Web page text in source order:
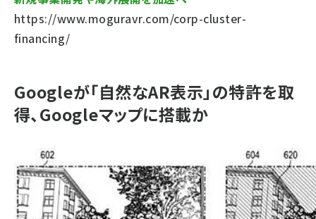
https://www.moguravr.com/corp-cluster-
financing/
Googleが「自然なAR表示」の特許を取
得、Googleマップに搭載か